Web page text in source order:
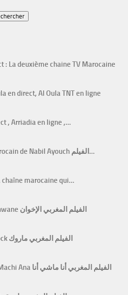
: La deuxième chaine TV Marocaine
en direct, Al Oula TNT en ligne
, Arriadia en ligne ,…
Zin Li Fik Le film Marocain de Nabil Ayouch الفيلم…
marocaine qui…
Film marocain Al Ikhwane الفيلم المغربي الإخوان
Film Marocain Marock الفيلم المغربي ماروك
Film marocain Ana Machi Ana الفيلم المغربي أنا ماشي أنا